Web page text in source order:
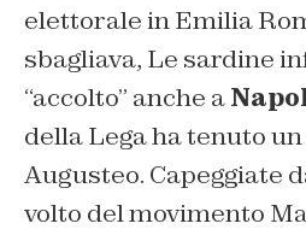
elettorale in Emilia
sbagliava, Le sardine
“accolto” anche a
della Lega ha tenuto
Augusteo. Capeggiate
volto del movimento